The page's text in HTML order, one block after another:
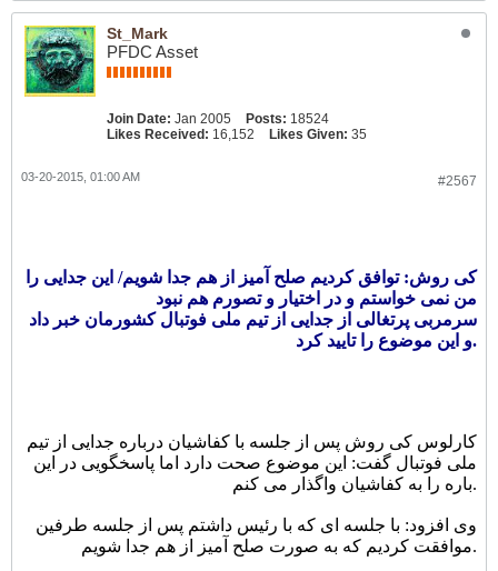
St_Mark
PFDC Asset
Join Date: Jan 2005 Posts: 18524
Likes Received: 16,152 Likes Given: 35
#2567
03-20-2015, 01:00 AM
کی روش: توافق کردیم صلح آمیز از هم جدا شویم/ این جدایی را
من نمی خواستم و در اختیار و تصورم هم نبود
سرمربی پرتغالی از جدایی از تیم ملی فوتبال کشورمان خبر داد
و این موضوع را تایید کرد.
کارلوس کی روش پس از جلسه با کفاشیان درباره جدایی از تیم
ملی فوتبال گفت: این موضوع صحت دارد اما پاسخگویی در این
باره را به کفاشیان واگذار می کنم.
وی افزود: با جلسه ای که با رئیس داشتم پس از جلسه طرفین
موافقت کردیم که به صورت صلح آمیز از هم جدا شویم.